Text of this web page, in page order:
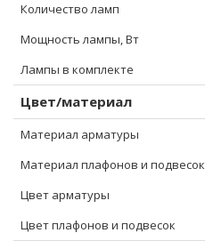
Количество ламп
Мощность лампы, Вт
Лампы в комплекте
Цвет/материал
Материал арматуры
Материал плафонов и подвесок
Цвет арматуры
Цвет плафонов и подвесок